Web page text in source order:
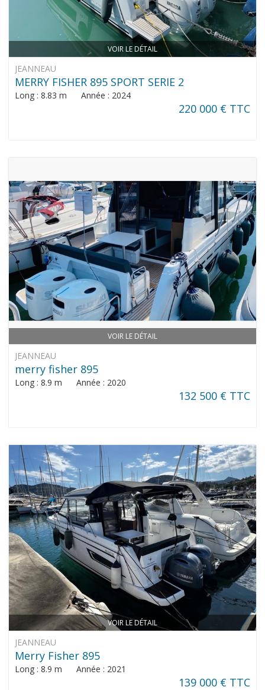
VOIR LE DÉTAIL
JEANNEAU
MERRY FISHER 895 SPORT SERIE 2
Long : 8.83 m Année : 2024
220 000 € TTC
VOIR LE DÉTAIL
JEANNEAU
merry fisher 895
Long : 8.9 m Année : 2020
132 500 € TTC
VOIR LE DÉTAIL
JEANNEAU
Merry Fisher 895
Long : 8.9 m Année : 2021
139 000 € TTC